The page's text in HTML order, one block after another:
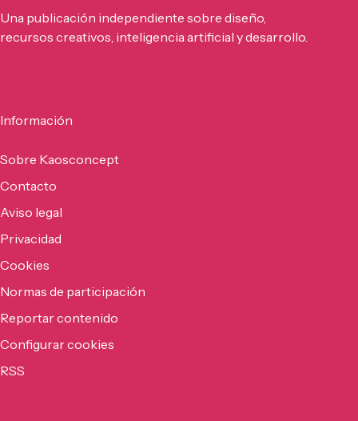
Una publicación independiente sobre diseño,
recursos creativos, inteligencia artificial y desarrollo.
Información
Sobre Kaosconcept
Contacto
Aviso legal
Privacidad
Cookies
Normas de participación
Reportar contenido
Configurar cookies
RSS